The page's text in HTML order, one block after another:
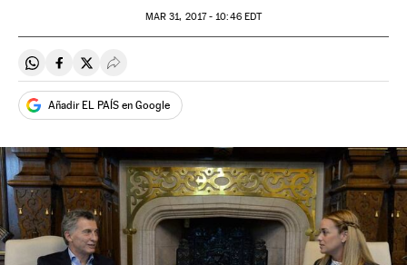
MAR 31, 2017 - 10:46EDT
Compartir en Whatsapp
Compartir en Facebook
Compartir en Twitter
Desplegar Redes Sociales
Añadir EL PAÍS en Google